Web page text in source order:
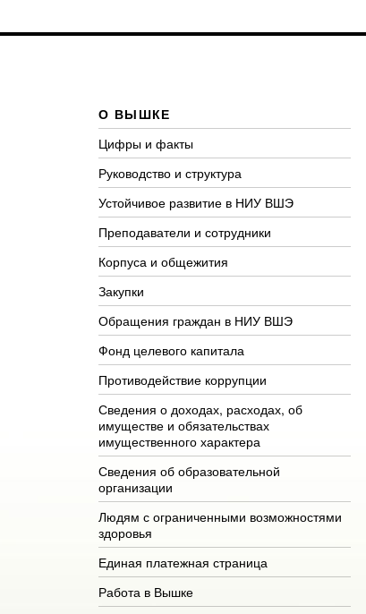
О ВЫШКЕ
Цифры и факты
Руководство и структура
Устойчивое развитие в НИУ ВШЭ
Преподаватели и сотрудники
Корпуса и общежития
Закупки
Обращения граждан в НИУ ВШЭ
Фонд целевого капитала
Противодействие коррупции
Сведения о доходах, расходах, об
имуществе и обязательствах
имущественного характера
Сведения об образовательной
организации
Людям с ограниченными возможностями
здоровья
Единая платежная страница
Работа в Вышке